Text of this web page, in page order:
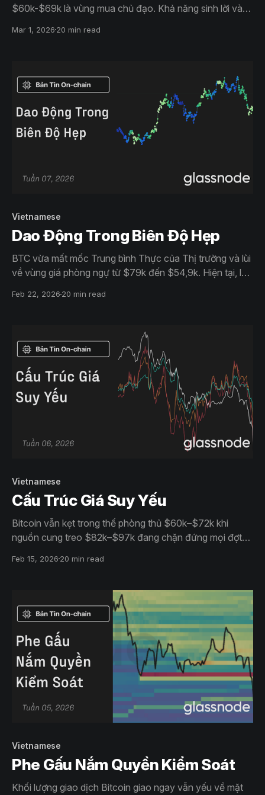
$60k-$69k là vùng mua chủ đạo. Khả năng sinh lời và
ngay vẫn âm, và đòn bẩy đã được thiết lập lại. Thị
Mar 1, 2026 20 min read
Vietnamese
Dao Động Trong Biên Độ Hẹp
BTC vừa mất mốc Trung bình Thực của Thị trường và lùi
về vùng giá phòng ngự từ $79k đến $54,9k. Hiện tại, lực
mong manh. Thị trường quyền chọn cho thấy động thái
hướng tăng vẫn chưa quay trở lại.
Feb 22, 2026 20 min read
Vietnamese
Cấu Trúc Giá Suy Yếu
Bitcoin vẫn kẹt trong thế phòng thủ $60k–$72k khi
nguồn cung treo $82k–$97k đang chặn đứng mọi đợt
chỉ mang tính phản ứng và phái sinh hạ nhiệt báo hiệu
vào pha tăng trưởng mở rộng.
Feb 15, 2026 20 min read
Vietnamese
Phe Gấu Nắm Quyền Kiểm Soát
Khối lượng giao dịch Bitcoin giao ngay vẫn yếu về mặt